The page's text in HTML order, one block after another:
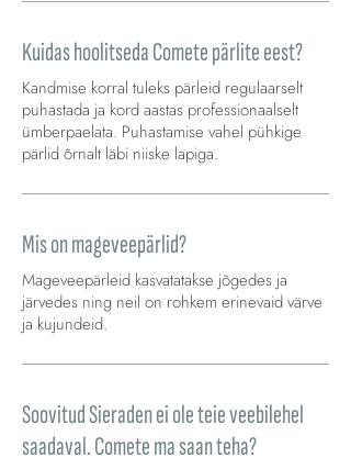
Kuidas hoolitseda Comete pärlite eest?
Kandmise korral tuleks pärleid regulaarselt
puhastada ja kord aastas professionaalselt
ümberpaelata. Puhastamise vahel pühkige
pärlid õrnalt läbi niiske lapiga.
Mis on mageveepärlid?
Mageveepärleid kasvatatakse jõgedes ja
järvedes ning neil on rohkem erinevaid värve
ja kujundeid.
Soovitud Sieraden ei ole teie veebilehel
saadaval. Comete ma saan teha?